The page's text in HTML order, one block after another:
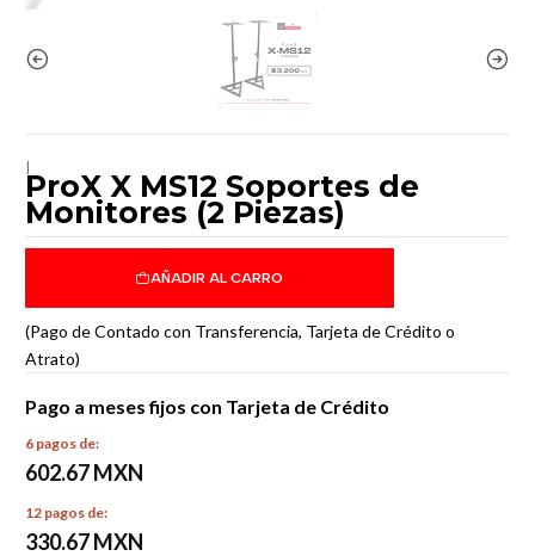
|
ProX X MS12 Soportes de
Monitores (2 Piezas)
AÑADIR AL CARRO
(Pago de Contado con Transferencia, Tarjeta de Crédito o
Atrato)
Pago a meses fijos con Tarjeta de Crédito
6 pagos de:
602.67 MXN
12 pagos de:
330.67 MXN